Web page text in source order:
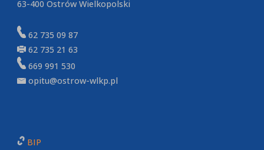
63-400 Ostrów Wielkopolski
62 735 09 87
62 735 21 63
669 991 530
opitu@ostrow-wlkp.pl
BIP